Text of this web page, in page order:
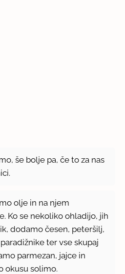
še bolje pa, če to za nas
olje in na njem
Ko se nekoliko ohladijo, jih
dodamo česen, peteršilj,
ter vse skupaj
parmezan, jajce in
okusu solimo.